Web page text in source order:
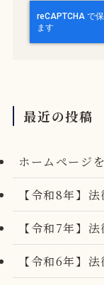
最近の投稿
ホームページ
【令和8年】
【令和7年】
【令和6年】